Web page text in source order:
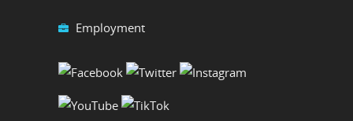
Employment